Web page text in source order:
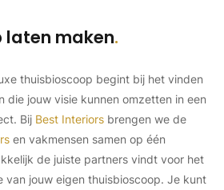
laten maken
thuisbioscoop begint bij het vinden
die jouw visie kunnen omzetten in een
Bij Best Interiors brengen we de
en vakmensen samen op één
de juiste partners vindt voor het
van jouw eigen thuisbioscoop. Je kunt